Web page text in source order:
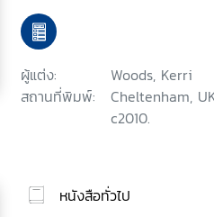
ผู้แต่ง:
Woods, Kerri
สถานที่พิมพ์:
Cheltenham,
c2010.
หนังสือทั่วไป